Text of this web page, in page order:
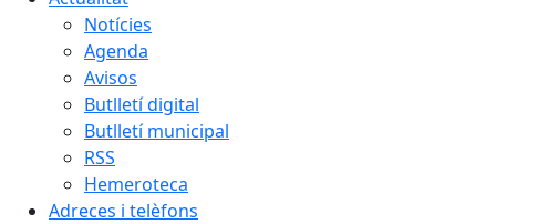
Notícies
Agenda
Avisos
Butlletí digital
Butlletí municipal
RSS
Hemeroteca
Adreces i telèfons